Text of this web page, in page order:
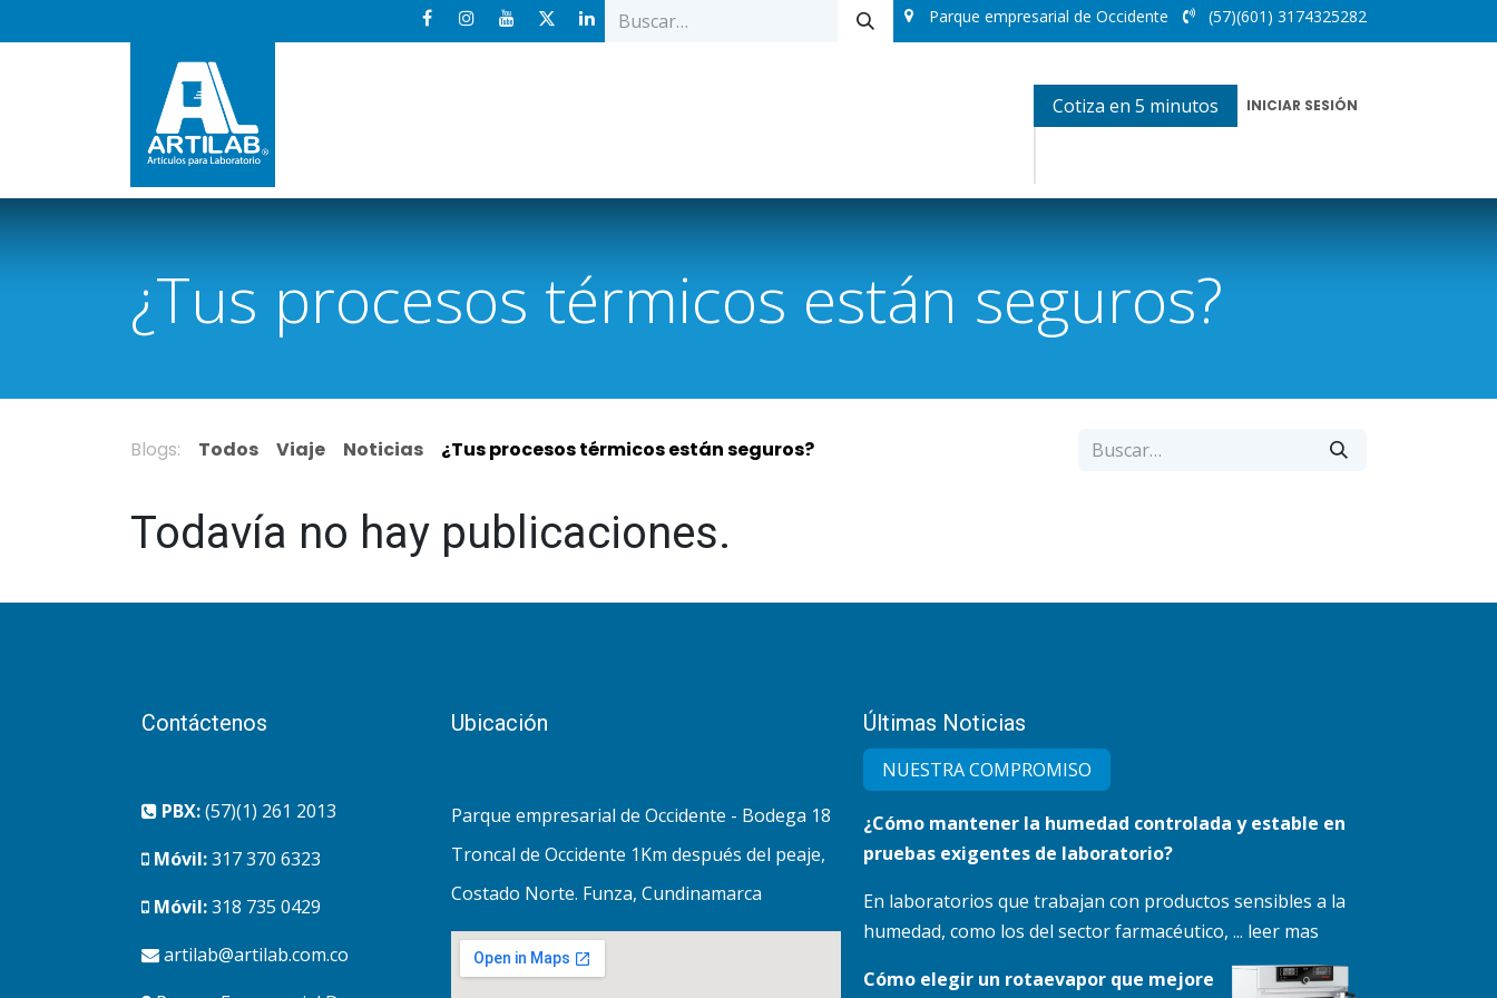
Parque empresarial de Occidente (57)(601) 3174325282
Cotiza en 5 minutos INICIAR SESIÓN
¿Tus procesos térmicos están seguros?
Blogs: Todos Viaje Noticias ¿Tus procesos térmicos están seguros?
Todavía no hay publicaciones.
Contáctenos
PBX:(57)(1) 261 2013
Móvil:317 370 6323
Móvil:318 735 0429
artilab@artilab.com.co
Últimas Noticias
NUESTRA COMPRO​MISO
¿Cómo mantener la humedad controlada y estable en
pruebas exigentes de laboratorio?
En laboratorios que trabajan con productos sensibles a la
humedad, como los del sector farmacéutico, ... leer mas
Cómo elegir un rotaevapor que mejore
Ubicación
Parque empresarial de Occidente - Bodega 18
Troncal de Occidente 1Km después del peaje,
Costado Norte. Funza, Cundinamarca